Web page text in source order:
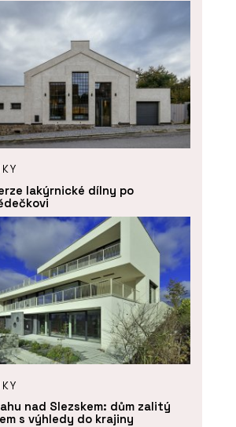
lakýrnické dílny po
nad Slezskem: dům zalitý
s výhledy do krajiny